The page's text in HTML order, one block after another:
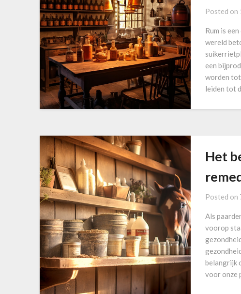
Posted on
Rum is
wereld
een
worden tot
leiden tot
Het
Posted on
Als
voorop
belangrijk
voor onze